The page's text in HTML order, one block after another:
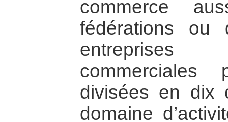
commerce
fédérations ou
entreprises
divisées en dix
domaine